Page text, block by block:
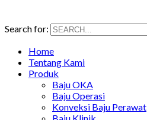
Search for:
Home
Tentang Kami
Produk
Baju OKA
Baju Operasi
Konveksi Baju Perawat